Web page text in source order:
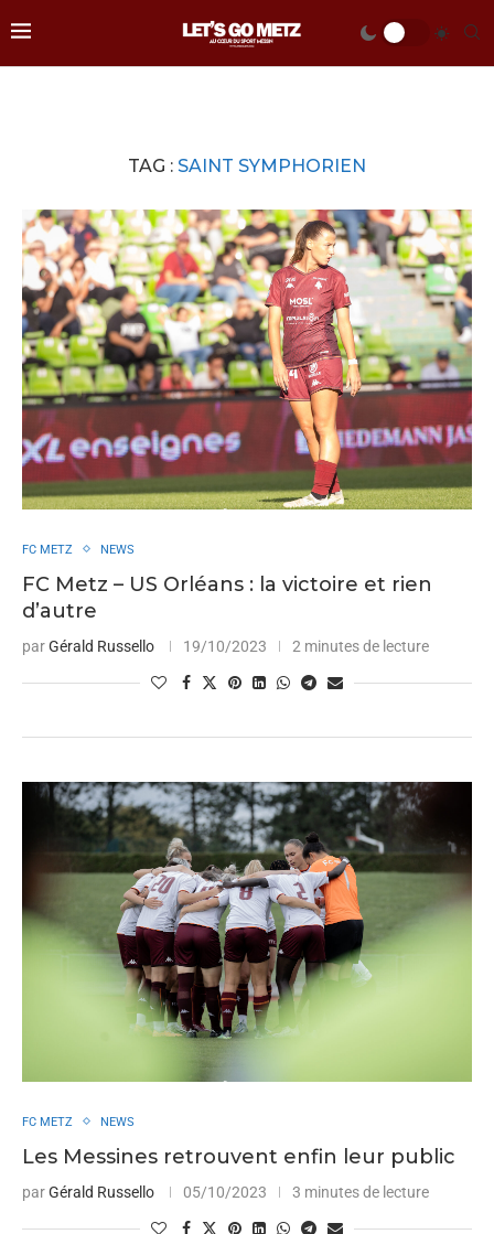
TAG : SAINT SYMPHORIEN
FC METZ NEWS
FC Metz – US Orléans : la victoire et rien
d’autre
parGérald Russello 19/10/2023 2 minutes de lecture
FC METZ NEWS
Les Messines retrouvent enfin leur public
parGérald Russello 05/10/2023 3 minutes de lecture